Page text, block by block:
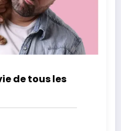
de tous les